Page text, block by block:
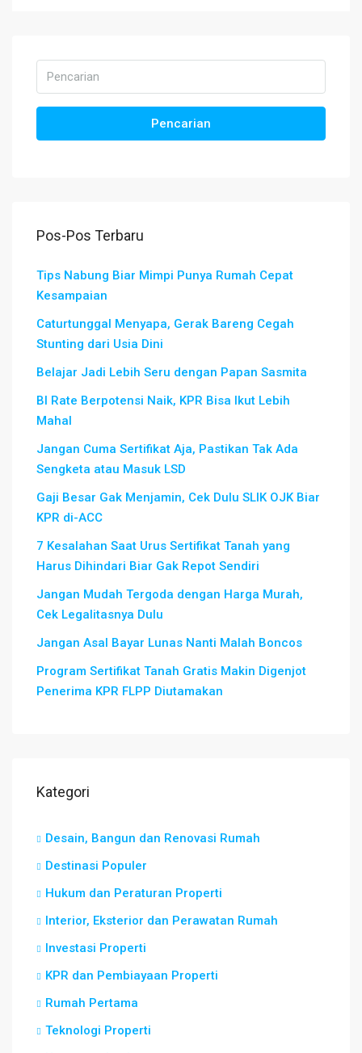
Pencarian
Pos-Pos Terbaru
Tips Nabung Biar Mimpi Punya Rumah Cepat
Kesampaian
Caturtunggal Menyapa, Gerak Bareng Cegah
Stunting dari Usia Dini
Belajar Jadi Lebih Seru dengan Papan Sasmita
BI Rate Berpotensi Naik, KPR Bisa Ikut Lebih
Mahal
Jangan Cuma Sertifikat Aja, Pastikan Tak Ada
Sengketa atau Masuk LSD
Gaji Besar Gak Menjamin, Cek Dulu SLIK OJK Biar
KPR di-ACC
7 Kesalahan Saat Urus Sertifikat Tanah yang
Harus Dihindari Biar Gak Repot Sendiri
Jangan Mudah Tergoda dengan Harga Murah,
Cek Legalitasnya Dulu
Jangan Asal Bayar Lunas Nanti Malah Boncos
Program Sertifikat Tanah Gratis Makin Digenjot
Penerima KPR FLPP Diutamakan
Kategori
Desain, Bangun dan Renovasi Rumah
Destinasi Populer
Hukum dan Peraturan Properti
Interior, Eksterior dan Perawatan Rumah
Investasi Properti
KPR dan Pembiayaan Properti
Rumah Pertama
Teknologi Properti